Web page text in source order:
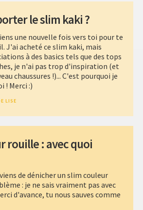
le slim kaki ?
une nouvelle fois vers toi pour te
J'ai acheté ce slim kaki, mais
à des basics tels que des tops
je n'ai pas trop d'inspiration (et
chaussures !)... C'est pourquoi je
! Merci :)
LISE
rouille : avec quoi
de dénicher un slim couleur
: je ne sais vraiment pas avec
d'avance, tu nous sauves comme